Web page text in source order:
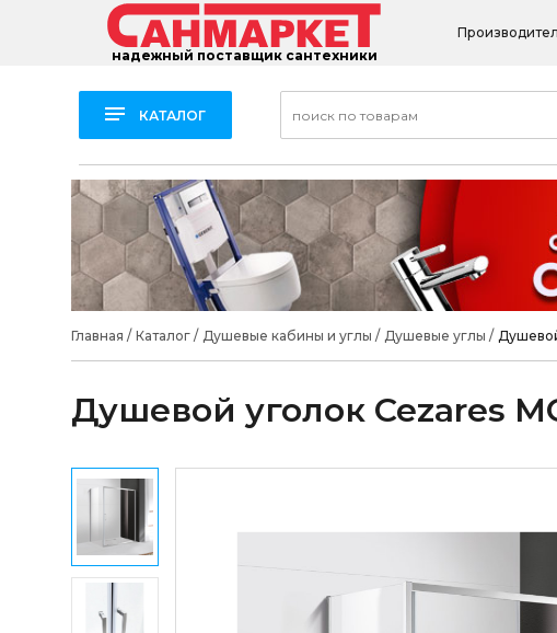
надежный поставщик сантехники
КАТАЛОГ
Главная / Каталог/ Душевые кабины и углы / Душевые углы /
Душевой уголок Cezares